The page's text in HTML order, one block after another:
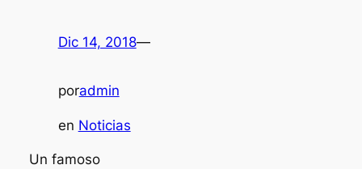
Dic 14, 2018—
poradmin
en Noticias
Un famoso